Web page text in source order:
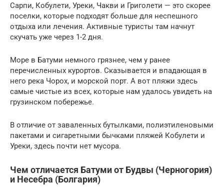
Сарпи, Кобулети, Уреки, Чакви и Григолети — это скорее
поселки, которые подходят больше для неспешного
отдыха или лечения. Активные туристы там начнут
скучать уже через 1-2 дня.
Море в Батуми немного грязнее, чем у ранее
перечисленных курортов. Сказывается и впадающая в
него река Чорох, и морской порт. А вот пляжи здесь
самые чистые из всех, которые нам удалось увидеть на
грузинском побережье.
В отличие от заваленных бутылками, полиэтиленовыми
пакетами и сигаретными бычками пляжей Кобулети и
Уреки, здесь почти нет мусора.
Чем отличается Батуми от Будвы (Черногория)
и Несебра (Болгария)